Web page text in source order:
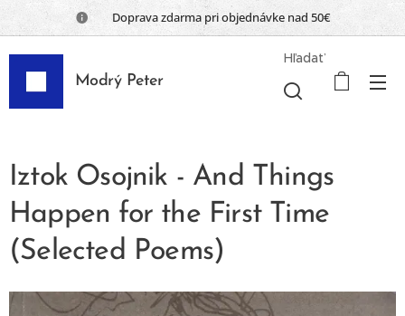
📦 Doprava zdarma pri objednávke nad 50€
Modrý Peter
Hľadať
Iztok Osojnik - And Things
Happen for the First Time
(Selected Poems)